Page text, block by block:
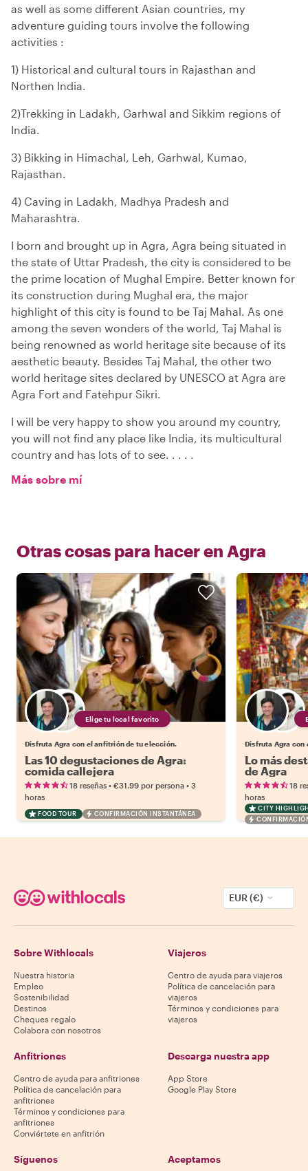
as well as some different Asian countries, my
adventure guiding tours involve the following
activities :
1) Historical and cultural tours in Rajasthan and
Northen India.
2)Trekking in Ladakh, Garhwal and Sikkim regions of
India.
3) Bikking in Himachal, Leh, Garhwal, Kumao,
Rajasthan.
4) Caving in Ladakh, Madhya Pradesh and
Maharashtra.
I born and brought up in Agra, Agra being situated in
the state of Uttar Pradesh, the city is considered to be
the prime location of Mughal Empire. Better known for
its construction during Mughal era, the major
highlight of this city is found to be Taj Mahal. As one
among the seven wonders of the world, Taj Mahal is
being renowned as world heritage site because of its
aesthetic beauty. Besides Taj Mahal, the other two
world heritage sites declared by UNESCO at Agra are
Agra Fort and Fatehpur Sikri.
I will be very happy to show you around my country,
you will not find any place like India, its multicultural
country and has lots of to see. . . . .
Más sobre mí
Otras cosas para hacer en Agra
Elige tu local favorito
Disfruta Agra con el anfitrión de tu elección.
Las 10 degustaciones de Agra:
comida callejera
18 reseñas • €31.99 por persona • 3
horas
FOOD TOUR CONFIRMACIÓN INSTANTÁNEA
Disfruta Agra con
Lo más
de Agra
18
horas
CITY
EUR (€)
Sobre Withlocals
Nuestra historia
Empleo
Sostenibilidad
Destinos
Cheques regalo
Colabora con nosotros
Viajeros
Centro de ayuda para viajeros
Política de cancelación para
viajeros
Términos y condiciones para
viajeros
Anfitriones
Centro de ayuda para anfitriones
Política de cancelación para
anfitriones
Términos y condiciones para
anfitriones
Conviértete en anfitrión
Descarga nuestra app
App Store
Google Play Store
Síguenos Aceptamos